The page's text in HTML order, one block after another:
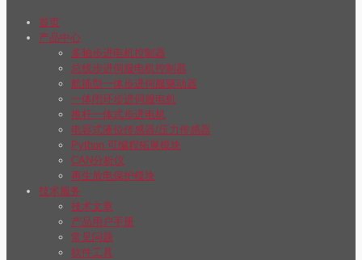
首页
产品中心
多轴步进电机控制器
总线步进伺服电机控制器
航插型一体步进伺服驱动器
一体闭环步进伺服电机
推杆一体式步进电机
电容式液位传感器/压力传感器
Python 可编程拓展模块
CAN分析仪
再生放电保护模块
技术服务
技术文章
产品用户手册
常见问题
软件工具